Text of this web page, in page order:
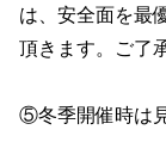
は、安全面を最
頂きます。ご了
⑤冬季開催時は